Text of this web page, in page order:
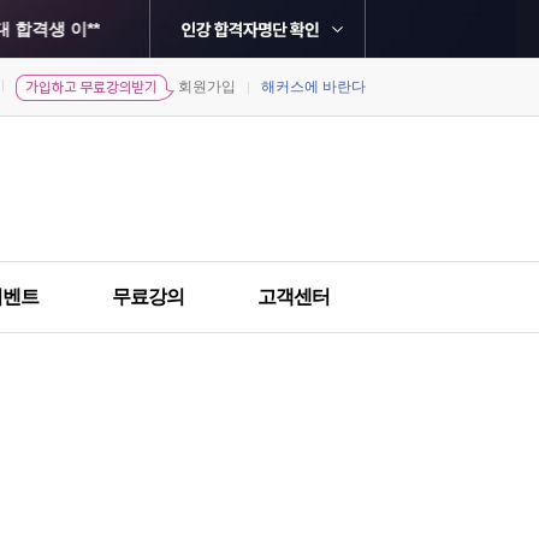
합격생 이**
격생 이**
홍익대학교 최종합격 유*환
회원가입 해커스에 바란다
트 무료강의 고객센터